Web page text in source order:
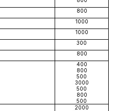
800
1000
1000
300
800
400
800
500
3000
500
800
500
2000